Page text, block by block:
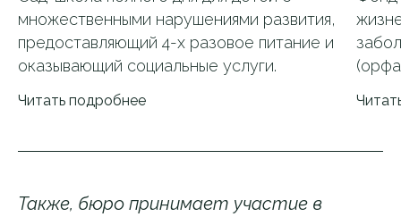
множественными нарушениями развития,
предоставляющий 4-х разовое питание и
оказывающий социальные услуги.
Читать подробнее
Также, бюро принимает участие в